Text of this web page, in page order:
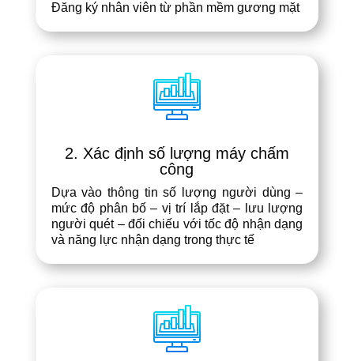
Đăng ký nhân viên từ phần mềm gương mặt
2. Xác định số lượng máy chấm
công
Dựa vào thông tin số lượng người dùng –
mức độ phân bố – vị trí lắp đặt – lưu lượng
người quét – đối chiếu với tốc độ nhận dạng
và năng lực nhận dạng trong thực tế